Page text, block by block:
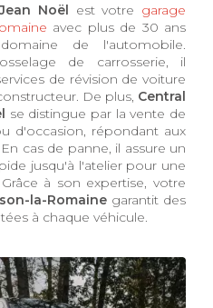
Noël est votre garage
avec plus de 30 ans
de l'automobile.
de carrosserie, il
de révision de voiture
De plus, Central
se distingue par la vente de
d'occasion, répondant aux
cas de panne, il assure un
jusqu'à l'atelier pour une
à son expertise, votre
la-Romaine garantit des
à chaque véhicule.